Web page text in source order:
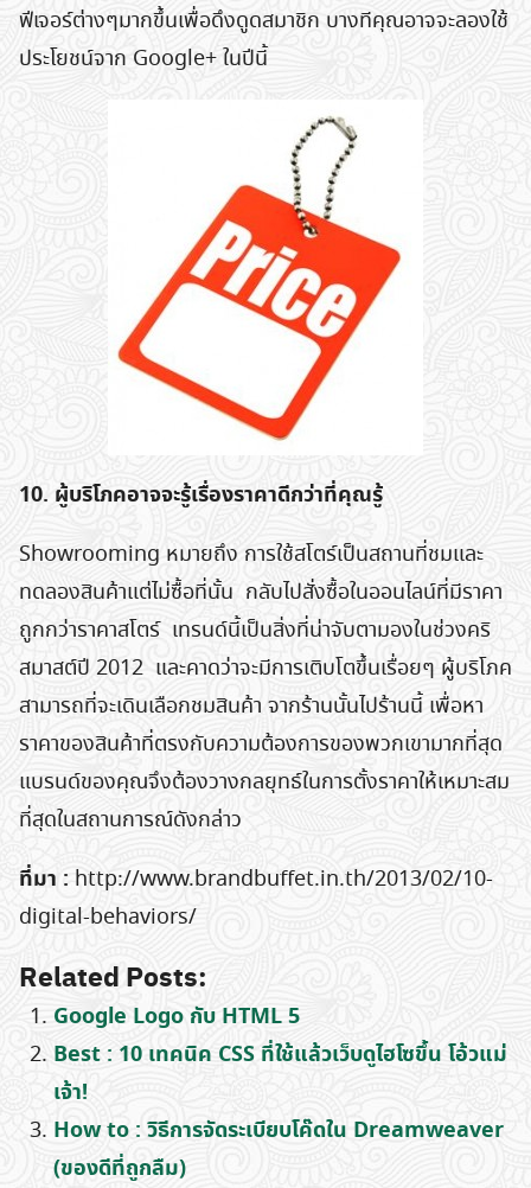
ฟีเจอร์ต่างๆมากขึ้นเพื่อดึงดูดสมาชิก บางทีคุณอาจจะลองใช้
ประโยชน์จาก Google+ ในปีนี้
10. ผู้บริโภคอาจจะรู้เรื่องราคาดีกว่าที่คุณรู้
Showrooming หมายถึง การใช้สโตร์เป็นสถานที่ชมและ
ทดลองสินค้าแต่ไม่ซื้อที่นั้น กลับไปสั่งซื้อในออนไลน์ที่มีราคา
ถูกกว่าราคาสโตร์ เทรนด์นี้เป็นสิ่งที่น่าจับตามองในช่วงคริ
สมาสต์ปี 2012 และคาดว่าจะมีการเติบโตขึ้นเรื่อยๆ ผู้บริโภค
สามารถที่จะเดินเลือกชมสินค้า จากร้านนั้นไปร้านนี้ เพื่อหา
ราคาของสินค้าที่ตรงกับความต้องการของพวกเขามากที่สุด
แบรนด์ของคุณจึงต้องวางกลยุทธ์ในการตั้งราคาให้เหมาะสม
ที่สุดในสถานการณ์ดังกล่าว
ที่มา : http://www.brandbuffet.in.th/2013/02/10-
digital-behaviors/
Related Posts:
Google Logo กับ HTML 5
Best : 10 เทคนิค CSS ที่ใช้แล้วเว็บดูไฮโซขึ้น โอ้วแม่
เจ้า!
How to : วิธีการจัดระเบียบโค๊ดใน Dreamweaver
(ของดีที่ถูกลืม)